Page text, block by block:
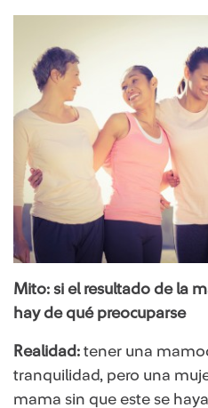
Mito: si el resultado de la
hay de qué preocuparse
Realidad: tener una
tranquilidad, pero una
mama sin que este se